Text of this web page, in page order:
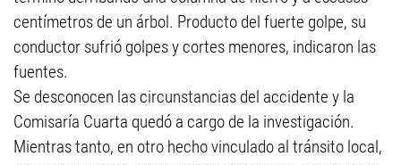
centímetros de un árbol. Producto del fuerte golpe, su
conductor sufrió golpes y cortes menores, indicaron las
fuentes.
Se desconocen las circunstancias del accidente y la
Comisaría Cuarta quedó a cargo de la investigación.
Mientras tanto, en otro hecho vinculado al tránsito local,